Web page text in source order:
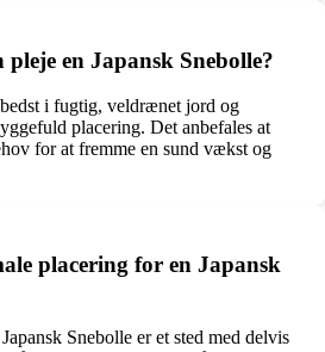
en Japansk Snebolle?
i fugtig, veldrænet jord og
placering. Det anbefales at
for at fremme en sund vækst og
placering for en Japansk
Snebolle er et sted med delvis